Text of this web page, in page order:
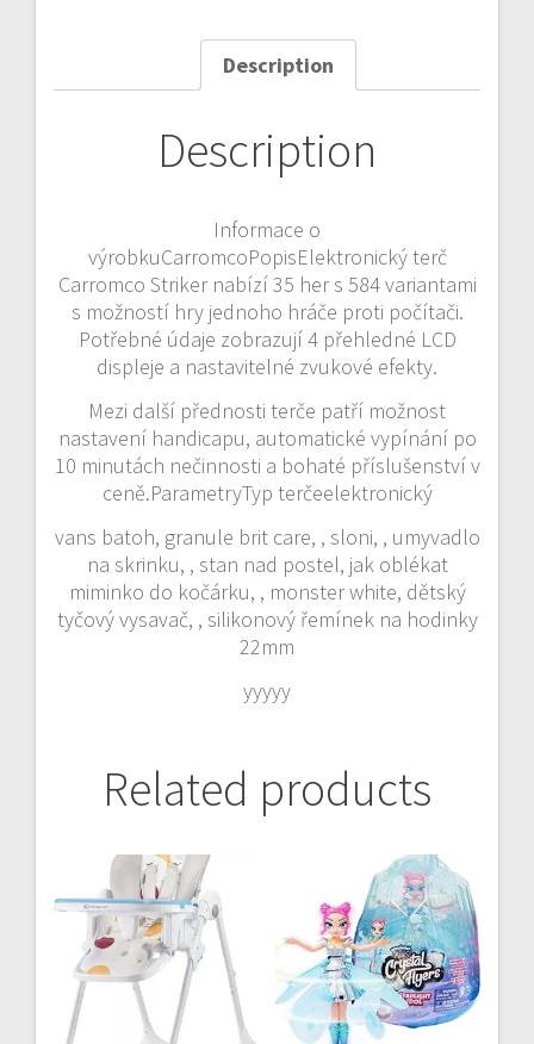
Description
Description
Informace o
výrobkuCarromcoPopisElektronický terč
Carromco Striker nabízí 35 her s 584 variantami
s možností hry jednoho hráče proti počítači.
Potřebné údaje zobrazují 4 přehledné LCD
displeje a nastavitelné zvukové efekty.
Mezi další přednosti terče patří možnost
nastavení handicapu, automatické vypínání po
10 minutách nečinnosti a bohaté příslušenství v
ceně.ParametryTyp terčeelektronický
vans batoh, granule brit care, , sloni, , umyvadlo
na skrinku, , stan nad postel, jak oblékat
miminko do kočárku, , monster white, dětský
tyčový vysavač, , silikonový řemínek na hodinky
22mm
yyyyy
Related products